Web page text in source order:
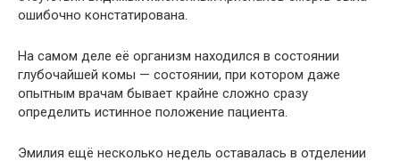
ошибочно констатирована.
На самом деле её организм находился в состоянии
глубочайшей комы — состоянии, при котором даже
опытным врачам бывает крайне сложно сразу
определить истинное положение пациента.
Эмилия ещё несколько недель оставалась в отделении